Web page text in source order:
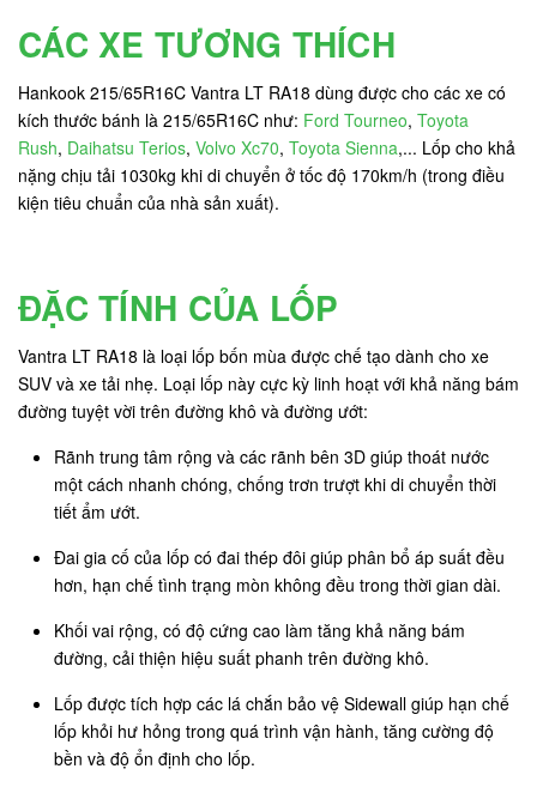
CÁC XE TƯƠNG THÍCH
Hankook 215/65R16C Vantra LT RA18 dùng được cho các xe có
kích thước bánh là 215/65R16C như: Ford Tourneo, Toyota
Rush, Daihatsu Terios, Volvo Xc70, Toyota Sienna,... Lốp cho khả
nặng chịu tải 1030kg khi di chuyển ở tốc độ 170km/h (trong điều
kiện tiêu chuẩn của nhà sản xuất).
ĐẶC TÍNH CỦA LỐP
Vantra LT RA18 là loại lốp bốn mùa được chế tạo dành cho xe
SUV và xe tải nhẹ. Loại lốp này cực kỳ linh hoạt với khả năng bám
đường tuyệt vời trên đường khô và đường ướt:
Rãnh trung tâm rộng và các rãnh bên 3D giúp thoát nước
một cách nhanh chóng, chống trơn trượt khi di chuyển thời
tiết ẩm ướt.
Đai gia cố của lốp có đai thép đôi giúp phân bổ áp suất đều
hơn, hạn chế tình trạng mòn không đều trong thời gian dài.
Khối vai rộng, có độ cứng cao làm tăng khả năng bám
đường, cải thiện hiệu suất phanh trên đường khô.
Lốp được tích hợp các lá chắn bảo vệ Sidewall giúp hạn chế
lốp khỏi hư hỏng trong quá trình vận hành, tăng cường độ
bền và độ ổn định cho lốp.